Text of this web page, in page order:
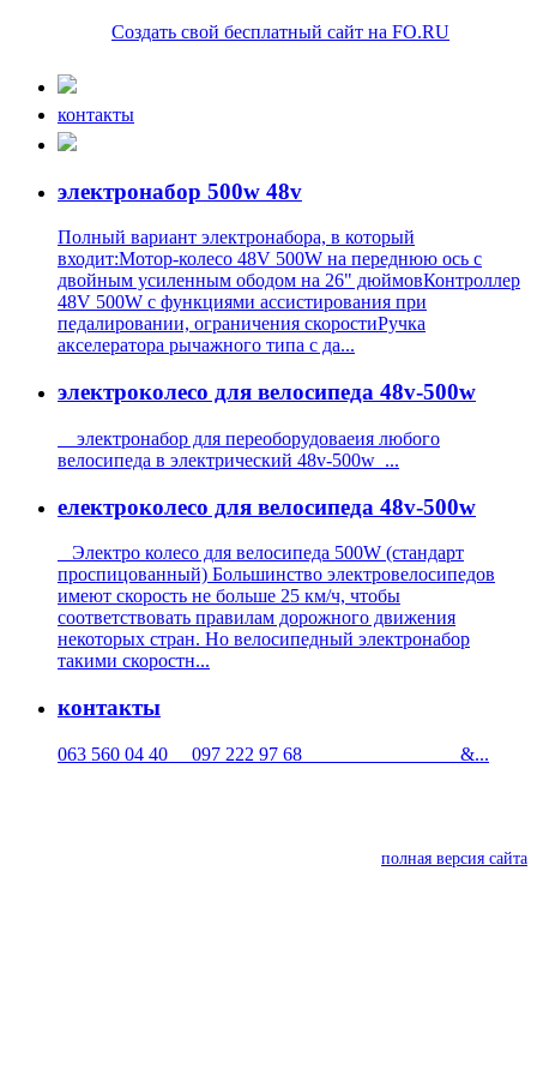
Создать свой бесплатный сайт на FO.RU
контакты
электронабор 500w 48v
Полный вариант электронабора, в который
входит:Мотор-колесо 48V 500W на переднюю ось с
двойным усиленным ободом на 26" дюймовКонтроллер
48V 500W с функциями ассистирования при
педалировании, ограничения скоростиРучка
акселератора рычажного типа с да...
электроколесо для велосипеда 48v-500w
электронабор для переоборудоваеия любого
велосипеда в электрический 48v-500w ...
електроколесо для велосипеда 48v-500w
Электро колесо для велосипеда 500W (стандарт
проспицованный) Большинство электровелосипедов
имеют скорость не больше 25 км/ч, чтобы
соответствовать правилам дорожного движения
некоторых стран. Но велосипедный электронабор
такими скоростн...
контакты
063 560 04 40 097 222 97 68 &...
полная версия сайта